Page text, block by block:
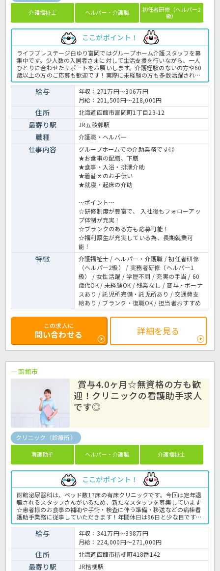
介護福祉士 ヘルパー・介護職
初任者研修（ヘルパー2
級）
ここがポイント！
ライフプレステージ白ゆり富岡ではグループホーム介護スタッフを募
集中です。少人数の入居者さまに対して生活支援を行いながら、一人
ひとりに合わせたサポートをお願いします。介護経験のないの方や60
歳以上の方のご応募も歓迎です！実際に未経験の方も多数活躍されて
いますよ♪お花見やドライブ、ピクニックなど季節を満喫して、入居
者様と一緒に楽しみながら働きませんか？グループホームでの介護業
務全般です。 ＜介護職 正職員 グループホームの求人＞
給与
年収：271万円～306万円
月給：201,500円～218,000円
住所 北海道函館市富岡町1丁目23-12
最寄り駅 JR五稜郭駅
職種 介護職・ヘルパー
仕事内容
グループホームでの介助業務です◎
★お食事の配膳、下膳
★食事・入浴・排泄介助
★着替えのお手伝い
★就寝・起床の介助
～ポイント～
☆研修制度が豊富で、 入社後もフォローアッ
プ体制が充実！
☆ブランクのある方も応募可能！
☆福利厚生が充実している為、長期就業可
能！
特徴
介護福祉士 / ヘルパー・介護職 / 初任者研修
（ヘルパー2級） / 実務者研修（ヘルパー1
級） / 女性活躍 / 学歴不問 / 充実の手当 / 60
歳代OK / 未経験OK / 残業なし / 賞与・ボーナ
スあり / 託児所完備・託児所あり / 交通費支
給あり / ブランク・復職OK / 担当者おすすめ
この求人に
問い合わせる 詳細を見る
函館市
賞与4.0ヶ月☆無資格の方も歓
迎！クリニックの看護助手求人
です◎
クリニック（診療所）
看護助手 ヘルパー・介護職 介護福祉士
ここがポイント！
函館泌尿器科は、ベッド数17床の有床クリニックです。今回は定年退
職されるスタッフさんがいるため、新たなスタッフを募集しています
☆患者様のお食事の補助や手術・検査に伴う準備・移送などの病棟看
護助手業務に従事していただきます！年間休日は96日と少な目です
が、2交代勤務で残業もほとんどなく、有給休暇が初年度から15日も
付与されるなど、プライベートも大切に働けると評判です◎無資格の
方も正社員からのスタートが可能で、賞与も4.0ヶ月分と好待遇です
♪市内でも珍しいクリニックの希少な求人ですので、まずはお気軽に
ほっ介護までお問い合わせください。クリニックでの介護業務全般で
す。 ＜介護職 正職員 クリニックの求人＞
給与
年収：341万円～398万円
月給：224,000円～271,000円
住所 北海道函館市桔梗町418番142
最寄り駅 JR桔梗駅